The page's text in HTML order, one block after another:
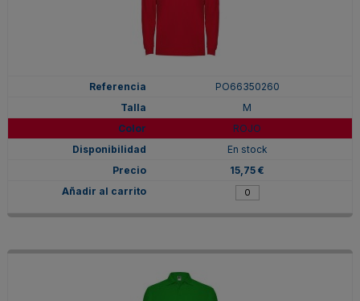
PO66350260
M
ROJO
En stock
15,75 €